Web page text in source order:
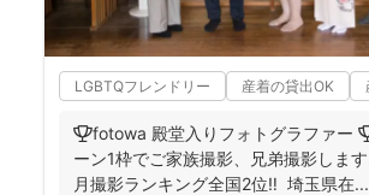
LGBTQフレンドリー 産着の貸出OK
🏆fotowa 殿堂入りフォトグラファー
ーン1枠でご家族撮影、兄弟撮影しま
月撮影ランキング全国2位‼️ 埼玉県在...